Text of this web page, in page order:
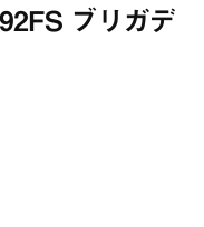
ブリガデ